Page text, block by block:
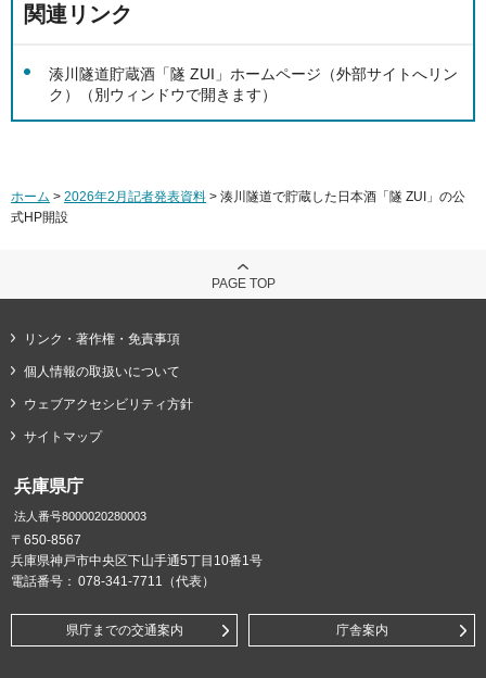
関連リンク
湊川隧道貯蔵酒「隧 ZUI」ホームページ（外部サイトへリン
ク）（別ウィンドウで開きます）
ホーム > 2026年2月記者発表資料 > 湊川隧道で貯蔵した日本酒「隧 ZUI」の公
式HP開設
PAGE TOP
リンク・著作権・免責事項
個人情報の取扱いについて
ウェブアクセシビリティ方針
サイトマップ
兵庫県庁
法人番号8000020280003
〒650-8567
兵庫県神戸市中央区下山手通5丁目10番1号
電話番号： 078-341-7711（代表）
県庁までの交通案内 庁舎案内